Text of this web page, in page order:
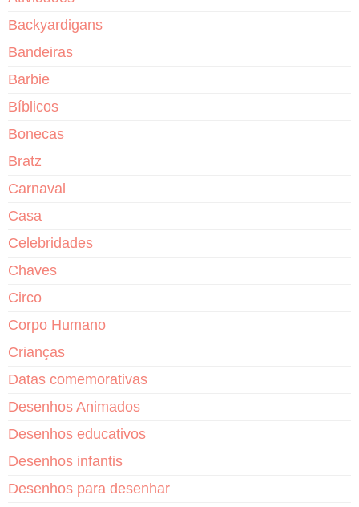
Backyardigans
Bandeiras
Barbie
Bíblicos
Bonecas
Bratz
Carnaval
Casa
Celebridades
Chaves
Circo
Corpo Humano
Crianças
Datas comemorativas
Desenhos Animados
Desenhos educativos
Desenhos infantis
Desenhos para desenhar